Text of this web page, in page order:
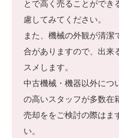
とで高く売ることができ
慮してみてください。
また、機械の外観が清潔
合がありますので、出来
スメします。
中古機械・機器以外につ
の高いスタッフが多数在
売却ををご検討の際はま
い。